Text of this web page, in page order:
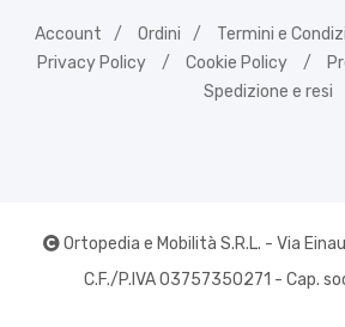
Account Ordini Termini e
Privacy Policy
Cookie Policy
Spedizione e resi
Ortopedia e Mobilità S.R.L. - Via
C.F./P.IVA 03757350271 - Cap.